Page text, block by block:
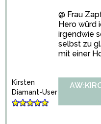
@ Frau
Hero würd
irgendwie
selbst zu
mit einer
Kirsten
Diamant-User